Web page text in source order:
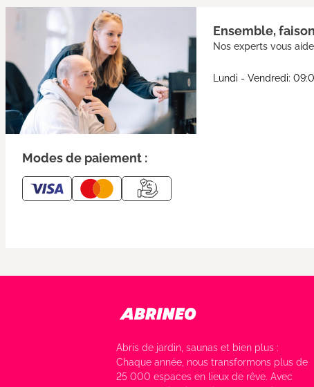
Ensemble,
Nos experts vous
Lundi - Vendredi:
Modes de paiement :
Abris de jardin, saunas et bien plus :
Chaque année, nous transformons plus de
25 000 espaces en lieux de rêve. Avec